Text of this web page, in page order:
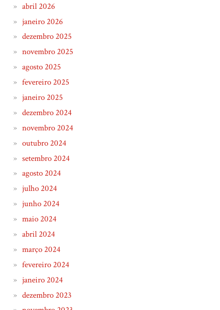
abril 2026
janeiro 2026
dezembro 2025
novembro 2025
agosto 2025
fevereiro 2025
janeiro 2025
dezembro 2024
novembro 2024
outubro 2024
setembro 2024
agosto 2024
julho 2024
junho 2024
maio 2024
abril 2024
março 2024
fevereiro 2024
janeiro 2024
dezembro 2023